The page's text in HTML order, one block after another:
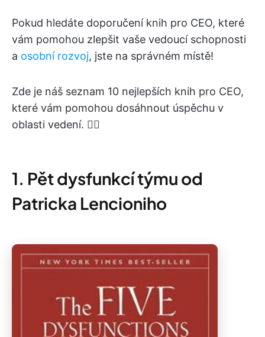
Pokud hledáte doporučení knih pro CEO, které
vám pomohou zlepšit vaše vedoucí schopnosti
a osobní rozvoj, jste na správném místě!
Zde je náš seznam 10 nejlepších knih pro CEO,
které vám pomohou dosáhnout úspěchu v
oblasti vedení. ✍🏻
1. Pět dysfunkcí týmu od
Patricka Lencioniho